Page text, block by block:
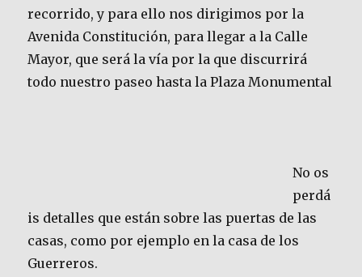
recorrido, y para ello nos dirigimos por la
Avenida Constitución, para llegar a la Calle
Mayor, que será la vía por la que discurrirá
todo nuestro paseo hasta la Plaza Monumental
No os
perdá
is detalles que están sobre las puertas de las
casas, como por ejemplo en la casa de los
Guerreros.